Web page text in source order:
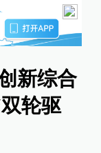
新综合
轮驱